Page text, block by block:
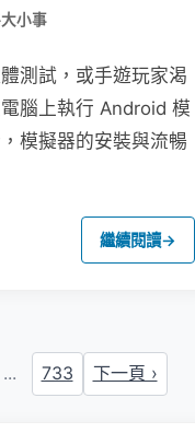
小事
測試，或手遊玩家渴
腦上執行 Android 模
模擬器的安裝與流暢
繼續閱讀→
... 733 下一頁 ›